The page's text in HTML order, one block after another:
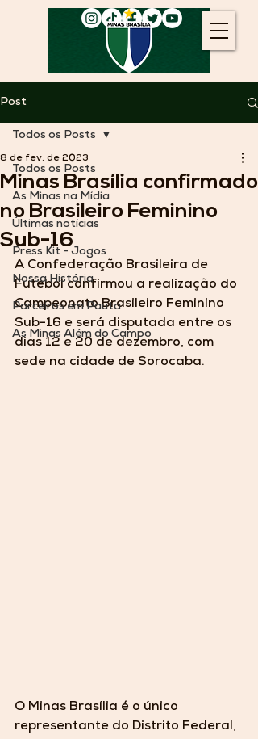
Post
Todos os Posts
As Minas na Mídia
Últimas notícias
Press Kit - Jogos
Nossa História
Parceiros em Pauta
As Minas Além do Campo
Todos os Posts
Minas Brasília confirmado
no Brasileiro Feminino
Sub-16
8 de fev. de 2023
A Confederação Brasileira de
Futebol confirmou a realização do
Campeonato Brasileiro Feminino
Sub-16 e será disputada entre os
dias 12 e 20 de dezembro, com
sede na cidade de Sorocaba.
O Minas Brasília é o único
representante do Distrito Federal,